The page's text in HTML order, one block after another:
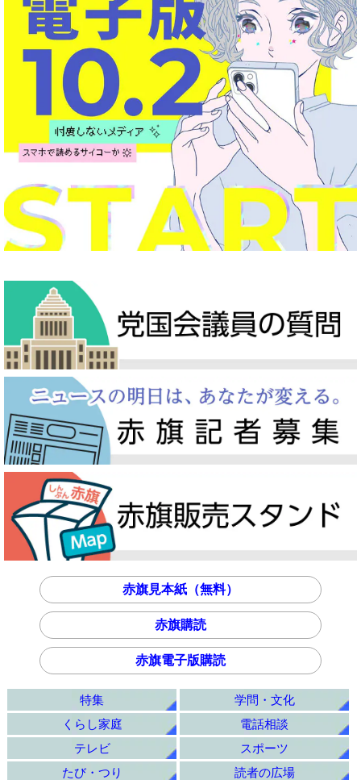
赤旗見本紙（無料）
赤旗購読
赤旗電子版購読
特集
学問・文化
くらし家庭
電話相談
テレビ
スポーツ
たび・つり
読者の広場